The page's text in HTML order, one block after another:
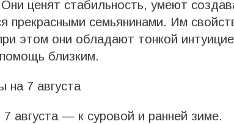
Они ценят стабильность, умеют
прекрасными семьянинами. Им
этом они обладают тонкой
близким.
на 7 августа
августа — к суровой и ранней зиме.